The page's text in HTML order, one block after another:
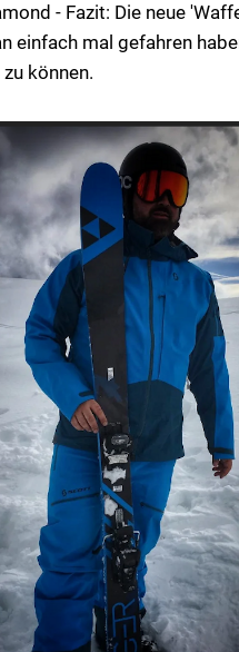
- Fazit: Die neue
einfach mal gefahren
können.